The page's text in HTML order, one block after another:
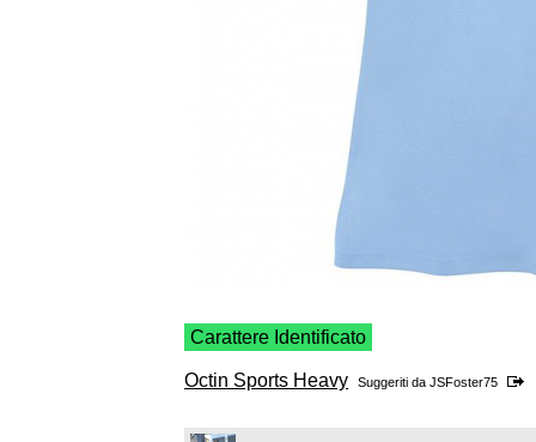
Carattere Identificato
Octin Sports Heavy Suggeriti da JSFoster75